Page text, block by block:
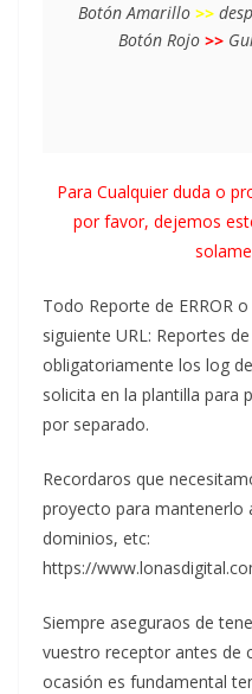
Botón Amarillo >>
Botón Rojo >>
Para Cualquier duda o
por favor, dejemos
Todo Reporte de ERROR
siguiente URL: Reportes
obligatoriamente los log
solicita en la plantilla para
por separado.
Recordaros que
proyecto para mantenerlo
dominios, etc:
https://
Siempre aseguraos de
vuestro receptor antes de
ocasión es fundamental